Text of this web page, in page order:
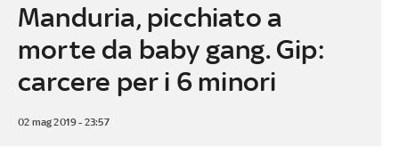
Manduria, picchiato a
morte da baby gang. Gip:
carcere per i 6 minori
02 mag 2019 - 23:57